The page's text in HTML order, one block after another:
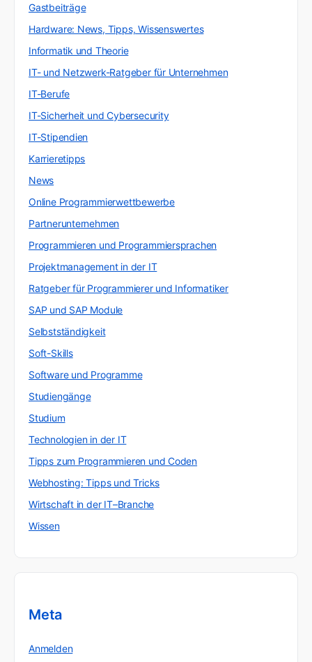
Gastbeiträge
Hardware: News, Tipps, Wissenswertes
Informatik und Theorie
IT- und Netzwerk-Ratgeber für Unternehmen
IT-Berufe
IT-Sicherheit und Cybersecurity
IT-Stipendien
Karrieretipps
News
Online Programmierwettbewerbe
Partnerunternehmen
Programmieren und Programmiersprachen
Projektmanagement in der IT
Ratgeber für Programmierer und Informatiker
SAP und SAP Module
Selbstständigkeit
Soft-Skills
Software und Programme
Studiengänge
Studium
Technologien in der IT
Tipps zum Programmieren und Coden
Webhosting: Tipps und Tricks
Wirtschaft in der IT–Branche
Wissen
Meta
Anmelden